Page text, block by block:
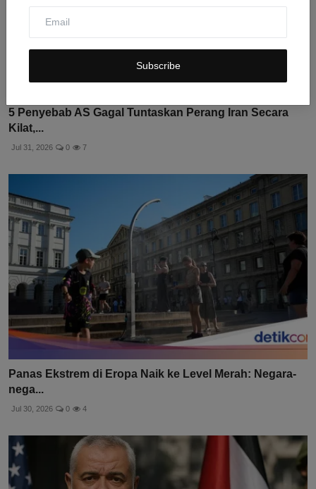
Subscribe
5 Penyebab AS Gagal Tuntaskan Perang Iran Secara
Kilat,...
Jul 31, 2026 0 7
Panas Ekstrem di Eropa Naik ke Level Merah: Negara-
nega...
Jul 30, 2026 0 4